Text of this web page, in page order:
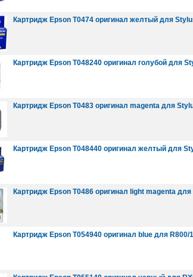
Картридж Epson T0474 оригинал желтый для
Картридж Epson T048240 оригинал голубой для
Картридж Epson T0483 оригинал magenta для
Картридж Epson T048440 оригинал желтый для
Картридж Epson T0486 оригинал light magenta
Картридж Epson T054940 оригинал blue для R800/